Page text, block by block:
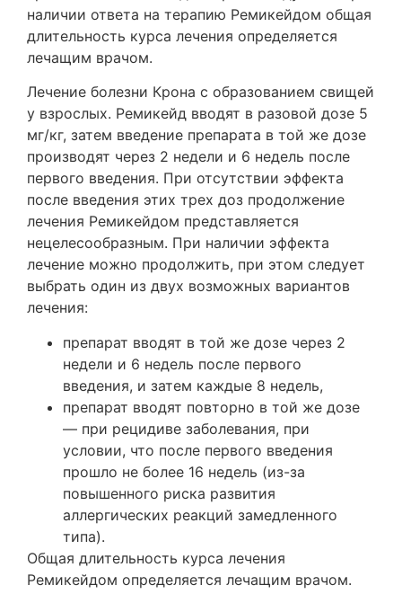
наличии ответа на терапию Ремикейдом общая
длительность курса лечения определяется
лечащим врачом.
Лечение болезни Крона с образованием свищей
у взрослых. Ремикейд вводят в разовой дозе 5
мг/кг, затем введение препарата в той же дозе
производят через 2 недели и 6 недель после
первого введения. При отсутствии эффекта
после введения этих трех доз продолжение
лечения Ремикейдом представляется
нецелесообразным. При наличии эффекта
лечение можно продолжить, при этом следует
выбрать один из двух возможных вариантов
лечения:
препарат вводят в той же дозе через 2
недели и 6 недель после первого
введения, и затем каждые 8 недель,
препарат вводят повторно в той же дозе
— при рецидиве заболевания, при
условии, что после первого введения
прошло не более 16 недель (из-за
повышенного риска развития
аллергических реакций замедленного
типа).
Общая длительность курса лечения
Ремикейдом определяется лечащим врачом.